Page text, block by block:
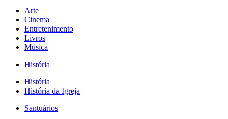
Arte
Cinema
Entretenimento
Livros
Música
História
História
História da Igreja
Santuários